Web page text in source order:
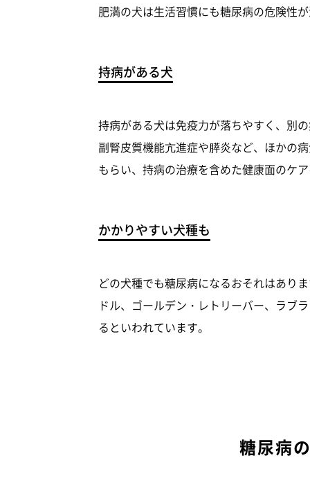
肥満の犬は生活習慣にも糖尿病の危険性
持病がある犬
持病がある犬は免疫力が落ちやすく、別
副腎皮質機能亢進症や膵炎など、ほかの
もらい、持病の治療を含めた健康面のケ
かかりやすい犬種も
どの犬種でも糖尿病になるおそれはあり
ドル、ゴールデン・レトリーバー、ラブ
るといわれています。
糖尿病